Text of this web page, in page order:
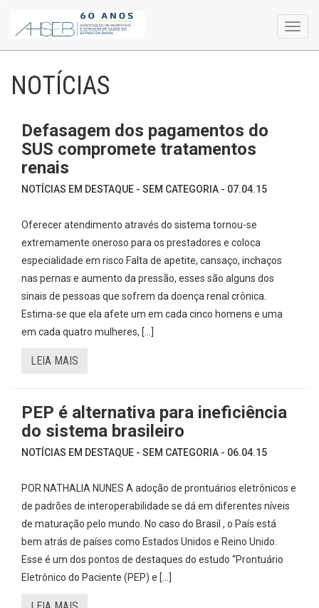
NOTÍCIAS
Defasagem dos pagamentos do
SUS compromete tratamentos
renais
NOTÍCIAS EM DESTAQUE - SEM CATEGORIA - 07.04.15
Oferecer atendimento através do sistema tornou-se
extremamente oneroso para os prestadores e coloca
especialidade em risco Falta de apetite, cansaço, inchaços
nas pernas e aumento da pressão, esses são alguns dos
sinais de pessoas que sofrem da doença renal crônica.
Estima-se que ela afete um em cada cinco homens e uma
em cada quatro mulheres, […]
LEIA MAIS
PEP é alternativa para ineficiência
do sistema brasileiro
NOTÍCIAS EM DESTAQUE - SEM CATEGORIA - 06.04.15
POR NATHALIA NUNES A adoção de prontuários eletrônicos e
de padrões de interoperabilidade se dá em diferentes níveis
de maturação pelo mundo. No caso do Brasil , o País está
bem atrás de países como Estados Unidos e Reino Unido.
Esse é um dos pontos de destaques do estudo “Prontuário
Eletrônico do Paciente (PEP) e […]